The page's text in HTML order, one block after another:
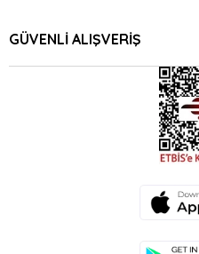
GÜVENLİ ALIŞVERİŞ